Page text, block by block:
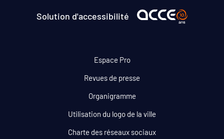
Solution d'accessibilité
Espace Pro
Revues de presse
Organigramme
Utilisation du logo de la ville
Charte des réseaux sociaux